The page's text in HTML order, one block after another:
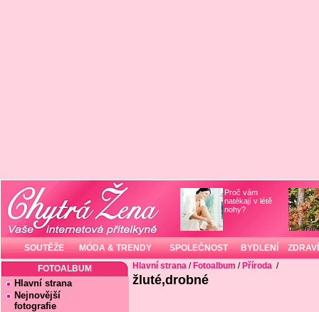
Proč vám
natékají v létě
nohy?
SOUTĚŽE MÓDA & TRENDY SPOLEČNOST BYDLENÍ ZDRAVÍ
FOTOALBUM
Hlavní strana
Nejnovější
fotografie
Hlavní strana / Fotoalbum / Příroda /
žluté,drobné